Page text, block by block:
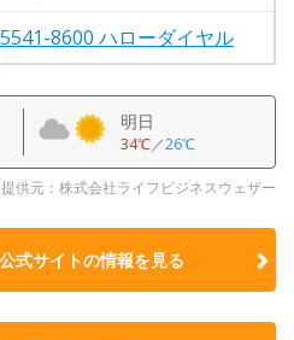
8600 ハローダイヤル
明日
34℃／26℃
供元：株式会社ライフビジネスウェザー
式サイトの情報を見る